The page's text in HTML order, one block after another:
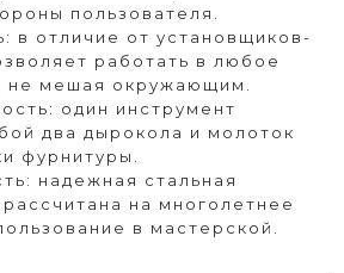
пользователя.
в отличие от установщиков-
работать в любое
не мешая окружающим.
один инструмент
два дырокола и молоток
фурнитуры.
надежная стальная
рассчитана на многолетнее
в мастерской.